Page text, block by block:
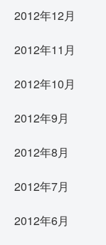
2012年12月
2012年11月
2012年10月
2012年9月
2012年8月
2012年7月
2012年6月